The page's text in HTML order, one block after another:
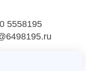
5558195